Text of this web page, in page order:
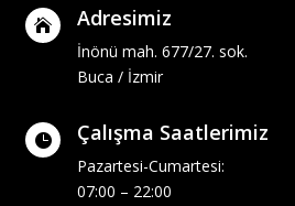
 Adresimiz
İnönü mah. 677/27. sok.
Buca / İzmir
 Çalışma Saatlerimiz
Pazartesi-Cumartesi:
07:00 – 22:00